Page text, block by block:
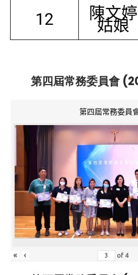
12 陳文婷
姑娘
第四屆常務委員會
第四屆常務委員
« ‹ of 4